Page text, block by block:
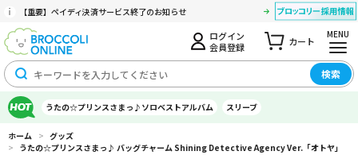
【重要】ペイディ決済サービス終了のお知らせ
ログイン
会員登録
カート
MENU
検索
うたの☆プリンスさまっ♪ソロベストアルバム スリーブ
ホーム > グッズ
> うたの☆プリンスさまっ♪ バッグチャーム Shining Detective Agency Ver.「オトヤ」